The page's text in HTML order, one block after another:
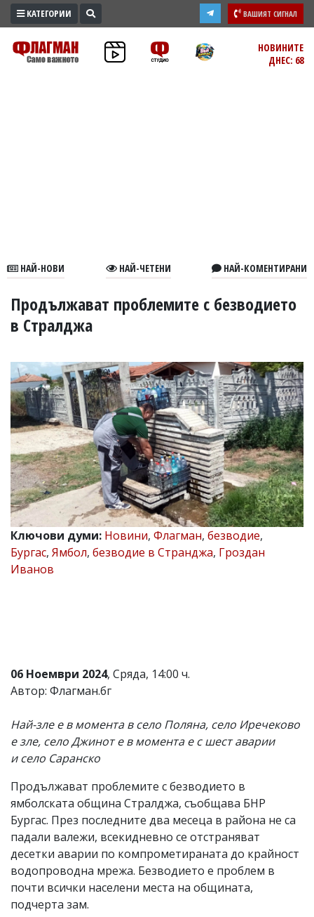
ПРОМО
ЗОНА
В
УКРАЙНА
РАЗСЛЕДВАНЕ
БИЗНЕС
ЮГ
Управители:
Веселин
Василев,
email:
v.vasilev@flagman.bg
Катя
Касабова,
еmail:k.kassabova@flagman.bg
Главен
редактор:
статиите
въвеждат
читателите
редакцията
не
отговорност
тях!
Ако
откриете
обиден
за
вас
коментар,
сигнализирайте
КАТЕГОРИИ ВАШИЯТ СИГНАЛ
НОВИНИТЕ
ДНЕС: 68
НАЙ-НОВИ НАЙ-ЧЕТЕНИ НАЙ-КОМЕНТИРАНИ
Продължават проблемите с безводието
в Стралджа
Ключови думи: Новини, Флагман, безводие,
Бургас, Ямбол, безводие в Странджа, Гроздан
Иванов
06 Ноември 2024, Сряда, 14:00 ч.
Автор: Флагман.бг
Най-зле е в момента в село Поляна, село Иречеково
е зле, село Джинот е в момента е с шест аварии
и село Саранско
Продължават проблемите с безводието в
ямболската община Стралджа, съобщава БНР
Бургас. През последните два месеца в района не са
падали валежи, всекидневно се отстраняват
десетки аварии по компрометираната до крайност
водопроводна мрежа. Безводието е проблем в
почти всички населени места на общината,
подчерта зам.